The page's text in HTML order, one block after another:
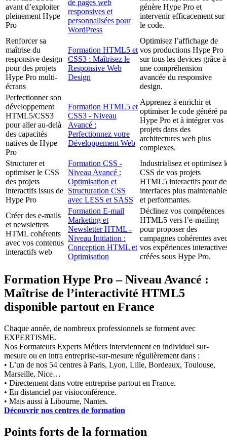
avant d’exploiter
pleinement Hype
Pro
de pages web
responsives et
personnalisées pour
WordPress
génère Hype Pro et
intervenir efficacement sur
le code.
Renforcer sa
maîtrise du
responsive design
pour des projets
Hype Pro multi-
écrans
Formation HTML5 et
CSS3 : Maîtrisez le
Responsive Web
Design
Optimisez l’affichage de
vos productions Hype Pro
sur tous les devices grâce à
une compréhension
avancée du responsive
design.
Perfectionner son
développement
HTML5/CSS3
pour aller au-delà
des capacités
natives de Hype
Pro
Formation HTML5 et
CSS3 - Niveau
Avancé :
Perfectionnez votre
Développement Web
Apprenez à enrichir et
optimiser le code généré
Hype Pro et à intégrer vos
projets dans des
architectures web plus
complexes.
Structurer et
optimiser le CSS
des projets
interactifs issus de
Hype Pro
Formation CSS -
Niveau Avancé :
Optimisation et
Structuration CSS
avec LESS et SASS
Industrialisez et optimisez
CSS de vos projets
HTML5 interactifs pour
interfaces plus
et performantes.
Créer des e-mails
et newsletters
HTML cohérents
avec vos contenus
interactifs web
Formation E-mail
Marketing et
Newsletter HTML -
Niveau Initiation :
Conception HTML et
Optimisation
Déclinez vos compétences
HTML5 vers l’e-mailing
pour proposer des
campagnes cohérentes
vos expériences
créées sous Hype Pro.
Formation Hype Pro – Niveau Avancé :
Maîtrise de l’interactivité HTML5
disponible partout en France
Chaque année, de nombreux professionnels se forment avec
EXPERTISME.
Nos Formateurs Experts Métiers interviennent en individuel sur-
mesure ou en intra entreprise-sur-mesure régulièrement dans :
• L’un de nos 54 centres à Paris, Lyon, Lille, Bordeaux, Toulouse,
Marseille, Nice…
• Directement dans votre entreprise partout en France.
• En distanciel par visioconférence.
• Mais aussi à Libourne, Nantes.
Découvrir nos centres de formation
Points forts de la formation